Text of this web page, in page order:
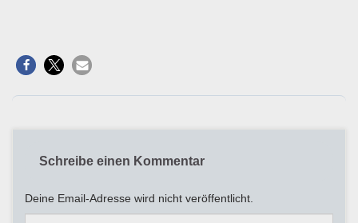
Schreibe einen Kommentar
Deine Email-Adresse wird nicht veröffentlicht.